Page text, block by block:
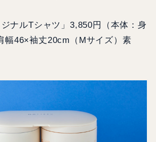
ジナルTシャツ」3,850円（本体：身
幅46×袖丈20cm（Mサイズ）素